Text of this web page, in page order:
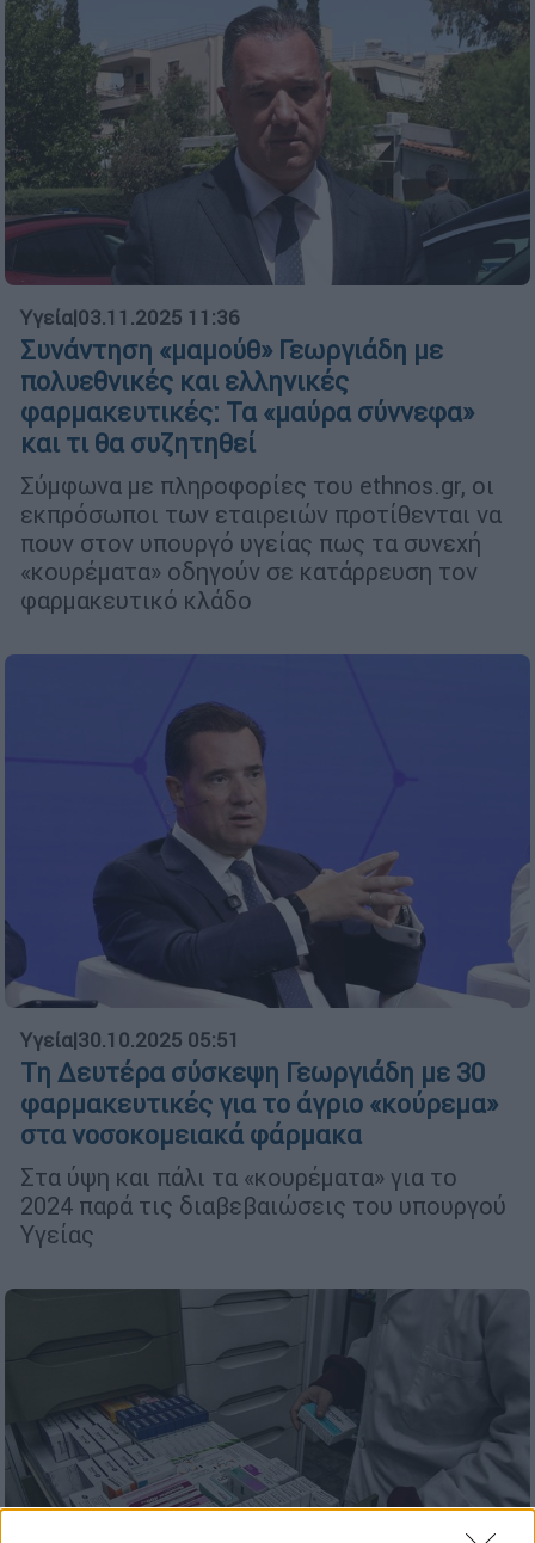
Υγεία|03.11.2025 11:36
Συνάντηση «μαμούθ» Γεωργιάδη με
πολυεθνικές και ελληνικές
φαρμακευτικές: Τα «μαύρα σύννεφα»
και τι θα συζητηθεί
Σύμφωνα με πληροφορίες του ethnos.gr, οι
εκπρόσωποι των εταιρειών προτίθενται να
πουν στον υπουργό υγείας πως τα συνεχή
«κουρέματα» οδηγούν σε κατάρρευση τον
φαρμακευτικό κλάδο
Υγεία|30.10.2025 05:51
Τη Δευτέρα σύσκεψη Γεωργιάδη με 30
φαρμακευτικές για το άγριο «κούρεμα»
στα νοσοκομειακά φάρμακα
Στα ύψη και πάλι τα «κουρέματα» για το
2024 παρά τις διαβεβαιώσεις του υπουργού
Υγείας